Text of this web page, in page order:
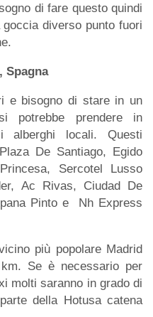
di fare questo quindi
diverso punto fuori
Spagna
e bisogno di stare in un
potrebbe prendere in
alberghi locali. Questi
De Santiago, Egido
Sercotel Lusso
Ac Rivas, Ciudad De
Pinto e Nh Express
più popolare Madrid
Se è necessario per
molti saranno in grado di
della Hotusa catena